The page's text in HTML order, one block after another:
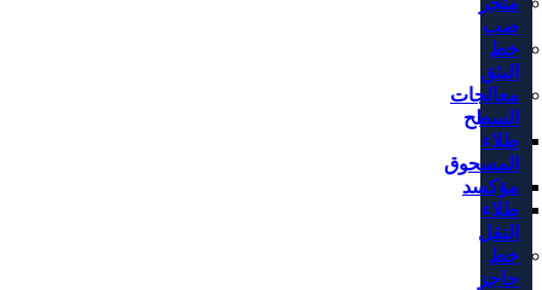
صب
خط
البثق
معالجات
السطح
طلاء
المسحوق
مؤكسد
طلاء
النقل
خط
حاجز